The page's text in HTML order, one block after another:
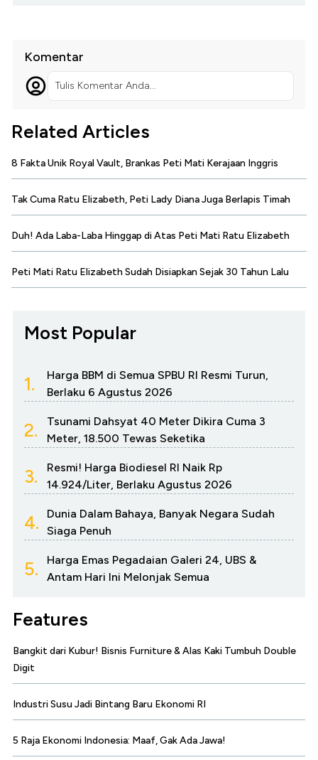
Komentar
Tulis Komentar Anda...
Related Articles
8 Fakta Unik Royal Vault, Brankas Peti Mati Kerajaan Inggris
Tak Cuma Ratu Elizabeth, Peti Lady Diana Juga Berlapis Timah
Duh! Ada Laba-Laba Hinggap di Atas Peti Mati Ratu Elizabeth
Peti Mati Ratu Elizabeth Sudah Disiapkan Sejak 30 Tahun Lalu
Most Popular
1.
Harga BBM di Semua SPBU RI Resmi Turun,
Berlaku 6 Agustus 2026
2.
Tsunami Dahsyat 40 Meter Dikira Cuma 3
Meter, 18.500 Tewas Seketika
3.
Resmi! Harga Biodiesel RI Naik Rp
14.924/Liter, Berlaku Agustus 2026
4.
Dunia Dalam Bahaya, Banyak Negara Sudah
Siaga Penuh
5.
Harga Emas Pegadaian Galeri 24, UBS &
Antam Hari Ini Melonjak Semua
Features
Bangkit dari Kubur! Bisnis Furniture & Alas Kaki Tumbuh Double
Digit
Industri Susu Jadi Bintang Baru Ekonomi RI
5 Raja Ekonomi Indonesia: Maaf, Gak Ada Jawa!